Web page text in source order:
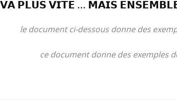
𝗣𝗟𝗨𝗦 𝗩𝗜𝗧𝗘 … 𝗠𝗔𝗜𝗦
le document ci-dessous donne des
ce document donne des exemples